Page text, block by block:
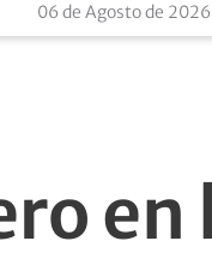
06 de Agosto de
en